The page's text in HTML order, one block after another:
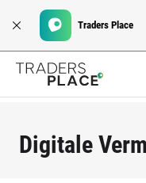
Traders Place
Digitale